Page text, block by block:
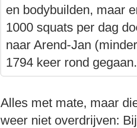
en bodybuilden, maar
1000 squats per dag
naar Arend-Jan
1794 keer rond gegaan.
Alles met mate, maar
weer niet overdrijven: